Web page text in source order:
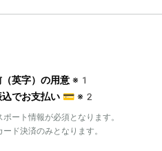
英字）の用意 ※1
でお支払い 💳 ※2
ト情報が必須となります。
決済のみとなります。